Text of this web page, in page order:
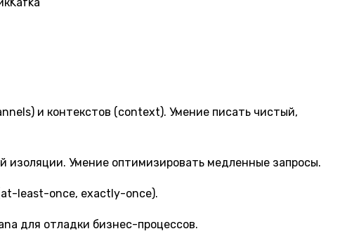
и контекстов (context). Умение писать чистый,
изоляции. Умение оптимизировать медленные запросы.
least-once, exactly-once).
для отладки бизнес-процессов.